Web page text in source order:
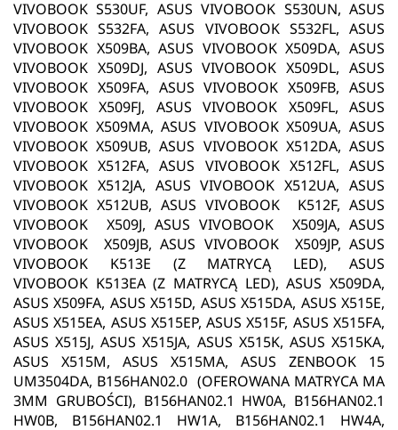
VIVOBOOK S530UF, ASUS VIVOBOOK S530UN, ASUS
VIVOBOOK S532FA, ASUS VIVOBOOK S532FL, ASUS
VIVOBOOK X509BA, ASUS VIVOBOOK X509DA, ASUS
VIVOBOOK X509DJ, ASUS VIVOBOOK X509DL, ASUS
VIVOBOOK X509FA, ASUS VIVOBOOK X509FB, ASUS
VIVOBOOK X509FJ, ASUS VIVOBOOK X509FL, ASUS
VIVOBOOK X509MA, ASUS VIVOBOOK X509UA, ASUS
VIVOBOOK X509UB, ASUS VIVOBOOK X512DA, ASUS
VIVOBOOK X512FA, ASUS VIVOBOOK X512FL, ASUS
VIVOBOOK X512JA, ASUS VIVOBOOK X512UA, ASUS
VIVOBOOK X512UB, ASUS VIVOBOOK K512F, ASUS
VIVOBOOK X509J, ASUS VIVOBOOK X509JA, ASUS
VIVOBOOK X509JB, ASUS VIVOBOOK X509JP, ASUS
VIVOBOOK K513E (Z MATRYCĄ LED), ASUS
VIVOBOOK K513EA (Z MATRYCĄ LED), ASUS X509DA,
ASUS X509FA, ASUS X515D, ASUS X515DA, ASUS X515E,
ASUS X515EA, ASUS X515EP, ASUS X515F, ASUS X515FA,
ASUS X515J, ASUS X515JA, ASUS X515K, ASUS X515KA,
ASUS X515M, ASUS X515MA, ASUS ZENBOOK 15
UM3504DA, B156HAN02.0 (OFEROWANA MATRYCA MA
3MM GRUBOŚCI), B156HAN02.1 HW0A, B156HAN02.1
HW0B, B156HAN02.1 HW1A, B156HAN02.1 HW4A,